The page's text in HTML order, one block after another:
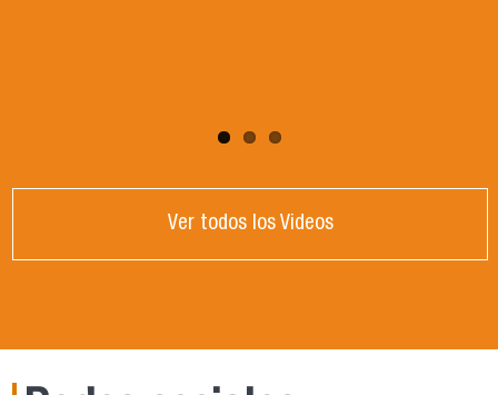
Ver todos los Videos